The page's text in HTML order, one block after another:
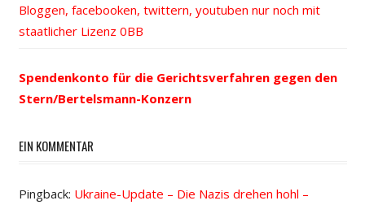
Beitrags-
Navigation
Beitrag:
Nächster
Beitrag:
Bloggen, facebooken, twittern, youtuben nur noch mit
staatlicher Lizenz
Spendenkonto für die Gerichtsverfahren gegen den
Stern/Bertelsmann-Konzern
EIN KOMMENTAR
Pingback: Ukraine-Update – Die Nazis drehen hohl –